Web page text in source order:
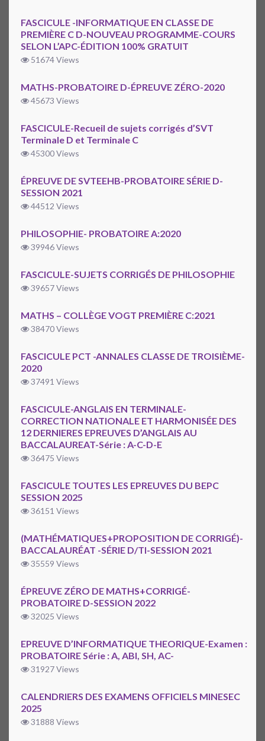
FASCICULE -INFORMATIQUE EN CLASSE DE
PREMIÈRE C D-NOUVEAU PROGRAMME-COURS
SELON L’APC-ÉDITION 100% GRATUIT
51674 Views
MATHS-PROBATOIRE D-ÉPREUVE ZÉRO-2020
45673 Views
FASCICULE-Recueil de sujets corrigés d’SVT
Terminale D et Terminale C
45300 Views
ÉPREUVE DE SVTEEHB-PROBATOIRE SÉRIE D-
SESSION 2021
44512 Views
PHILOSOPHIE- PROBATOIRE A:2020
39946 Views
FASCICULE-SUJETS CORRIGÉS DE PHILOSOPHIE
39657 Views
MATHS – COLLÈGE VOGT PREMIÈRE C:2021
38470 Views
FASCICULE PCT -ANNALES CLASSE DE TROISIÈME-
2020
37491 Views
FASCICULE-ANGLAIS EN TERMINALE-
CORRECTION NATIONALE ET HARMONISÉE DES
12 DERNIERES EPREUVES D’ANGLAIS AU
BACCALAUREAT-Série : A-C-D-E
36475 Views
FASCICULE TOUTES LES EPREUVES DU BEPC
SESSION 2025
36151 Views
(MATHÉMATIQUES+PROPOSITION DE CORRIGÉ)-
BACCALAURÉAT -SÉRIE D/TI-SESSION 2021
35559 Views
ÉPREUVE ZÉRO DE MATHS+CORRIGÉ-
PROBATOIRE D-SESSION 2022
32025 Views
EPREUVE D’INFORMATIQUE THEORIQUE-Examen :
PROBATOIRE Série : A, ABI, SH, AC-
31927 Views
CALENDRIERS DES EXAMENS OFFICIELS MINESEC
2025
31888 Views